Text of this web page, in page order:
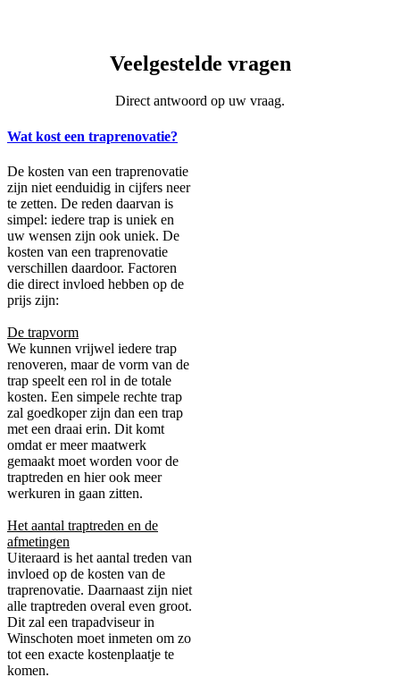
Veelgestelde vragen
Direct antwoord op uw vraag.
Wat kost een traprenovatie?
De kosten van een traprenovatie
zijn niet eenduidig in cijfers neer
te zetten. De reden daarvan is
simpel: iedere trap is uniek en
uw wensen zijn ook uniek. De
kosten van een traprenovatie
verschillen daardoor. Factoren
die direct invloed hebben op de
prijs zijn:
De trapvorm
We kunnen vrijwel iedere trap
renoveren, maar de vorm van de
trap speelt een rol in de totale
kosten. Een simpele rechte trap
zal goedkoper zijn dan een trap
met een draai erin. Dit komt
omdat er meer maatwerk
gemaakt moet worden voor de
traptreden en hier ook meer
werkuren in gaan zitten.
Het aantal traptreden en de
afmetingen
Uiteraard is het aantal treden van
invloed op de kosten van de
traprenovatie. Daarnaast zijn niet
alle traptreden overal even groot.
Dit zal een trapadviseur in
Winschoten moet inmeten om zo
tot een exacte kostenplaatje te
komen.